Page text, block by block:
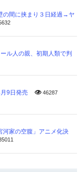
の間に挟まり３日経過→ヤ
ル人の親、初期人類で判
9日発売 46287
家の空腹」アニメ化決